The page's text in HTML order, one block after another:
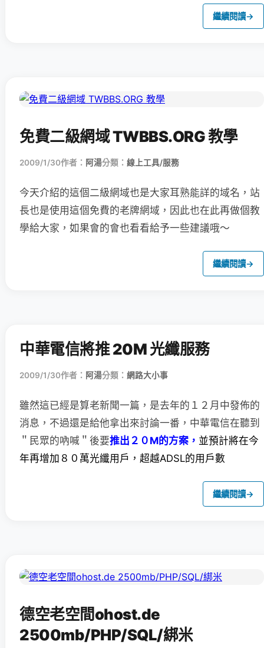
繼續閱讀→
免費二級網域 TWBBS.ORG 教學
2009/1/30作者： 阿湯分類： 線上工具/服務
今天介紹的這個二級網域也是大家耳熟能詳的域名，站
長也是使用這個免費的老牌網域，因此也在此再做個教
學給大家，如果會的會也看看給予一些建議哦～
繼續閱讀→
中華電信將推 20M 光纖服務
2009/1/30作者： 阿湯分類： 網路大小事
雖然這已經是算老新聞一篇，是去年的１２月中發佈的
消息， 不過還是給他拿出來討論一番，中華電信在聽到
＂民眾的吶喊＂後要推出２０M的方案， 並預計將在今
年再增加８０萬光纖用戶，超越ADSL的用戶數
繼續閱讀→
德空老空間ohost.de
2500mb/PHP/SQL/綁米